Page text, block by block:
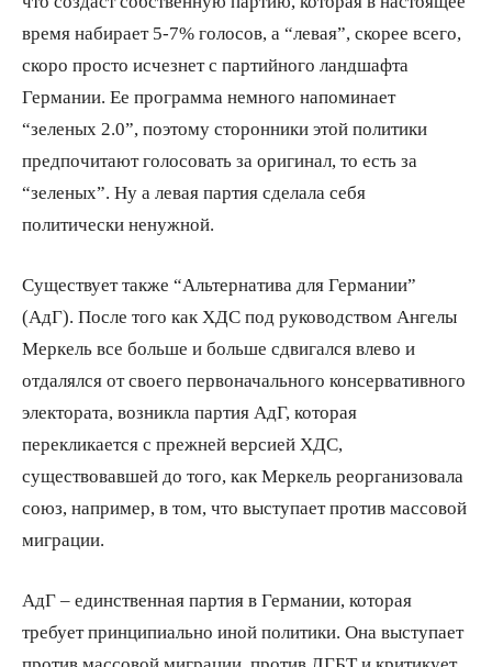
время набирает 5-7% голосов, а “левая”, скорее всего,
скоро просто исчезнет с партийного ландшафта
Германии. Ее программа немного напоминает
“зеленых 2.0”, поэтому сторонники этой политики
предпочитают голосовать за оригинал, то есть за
“зеленых”. Ну а левая партия сделала себя
политически ненужной.
Существует также “Альтернатива для Германии”
(АдГ). После того как ХДС под руководством Ангелы
Меркель все больше и больше сдвигался влево и
отдалялся от своего первоначального консервативного
электората, возникла партия АдГ, которая
перекликается с прежней версией ХДС,
существовавшей до того, как Меркель реорганизовала
союз, например, в том, что выступает против массовой
миграции.
AдГ – единственная партия в Германии, которая
требует принципиально иной политики. Она выступает
против массовой миграции, против ЛГБТ и критикует